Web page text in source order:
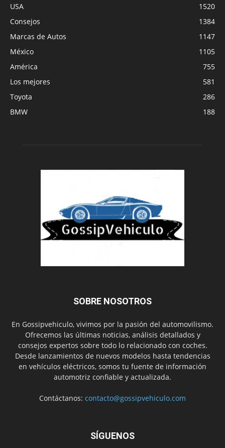
USA
1520
Consejos
1384
Marcas de Autos
1147
México
1105
América
755
Los mejores
581
Toyota
286
BMW
188
SOBRE NOSOTROS
En Gossipvehiculo, vivimos por la pasión del automovilismo.
Ofrecemos las últimas noticias, análisis detallados y
consejos expertos sobre todo lo relacionado con coches.
Desde lanzamientos de nuevos modelos hasta tendencias
en vehículos eléctricos, somos tu fuente de información
automotriz confiable y actualizada.
Contáctanos: contacto@gossipvehiculo.com
SÍGUENOS